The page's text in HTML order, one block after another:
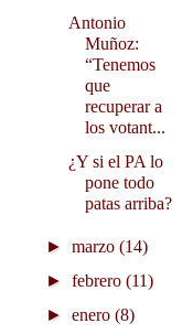
Antonio
Muñoz:
“Tenemos
que
recuperar a
los votant...
¿Y si el PA lo
pone todo
patas arriba?
►marzo(14)
►febrero(11)
►enero(8)